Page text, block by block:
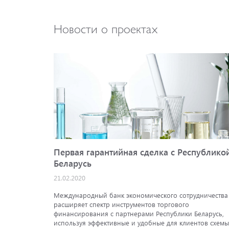
Новости о проектах
Первая гарантийная сделка с
Беларусь
21.02.2020
Международный банк экономического сотрудничества
расширяет спектр инструментов торгового
финансирования с партнерами Республики Беларусь,
используя эффективные и удобные для клиентов схемы